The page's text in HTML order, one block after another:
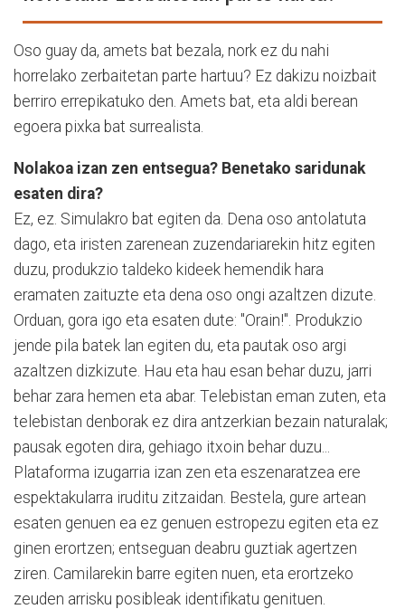
Oso guay da, amets bat bezala, nork ez du nahi
horrelako zerbaitetan parte hartuu? Ez dakizu noizbait
berriro errepikatuko den. Amets bat, eta aldi berean
egoera pixka bat surrealista.
Nolakoa izan zen entsegua? Benetako saridunak
esaten dira?
Ez, ez. Simulakro bat egiten da. Dena oso antolatuta
dago, eta iristen zarenean zuzendariarekin hitz egiten
duzu, produkzio taldeko kideek hemendik hara
eramaten zaituzte eta dena oso ongi azaltzen dizute.
Orduan, gora igo eta esaten dute: "Orain!". Produkzio
jende pila batek lan egiten du, eta pautak oso argi
azaltzen dizkizute. Hau eta hau esan behar duzu, jarri
behar zara hemen eta abar. Telebistan eman zuten, eta
telebistan denborak ez dira antzerkian bezain naturalak;
pausak egoten dira, gehiago itxoin behar duzu...
Plataforma izugarria izan zen eta eszenaratzea ere
espektakularra iruditu zitzaidan. Bestela, gure artean
esaten genuen ea ez genuen estropezu egiten eta ez
ginen erortzen; entseguan deabru guztiak agertzen
ziren. Camilarekin barre egiten nuen, eta erortzeko
zeuden arrisku posibleak identifikatu genituen.